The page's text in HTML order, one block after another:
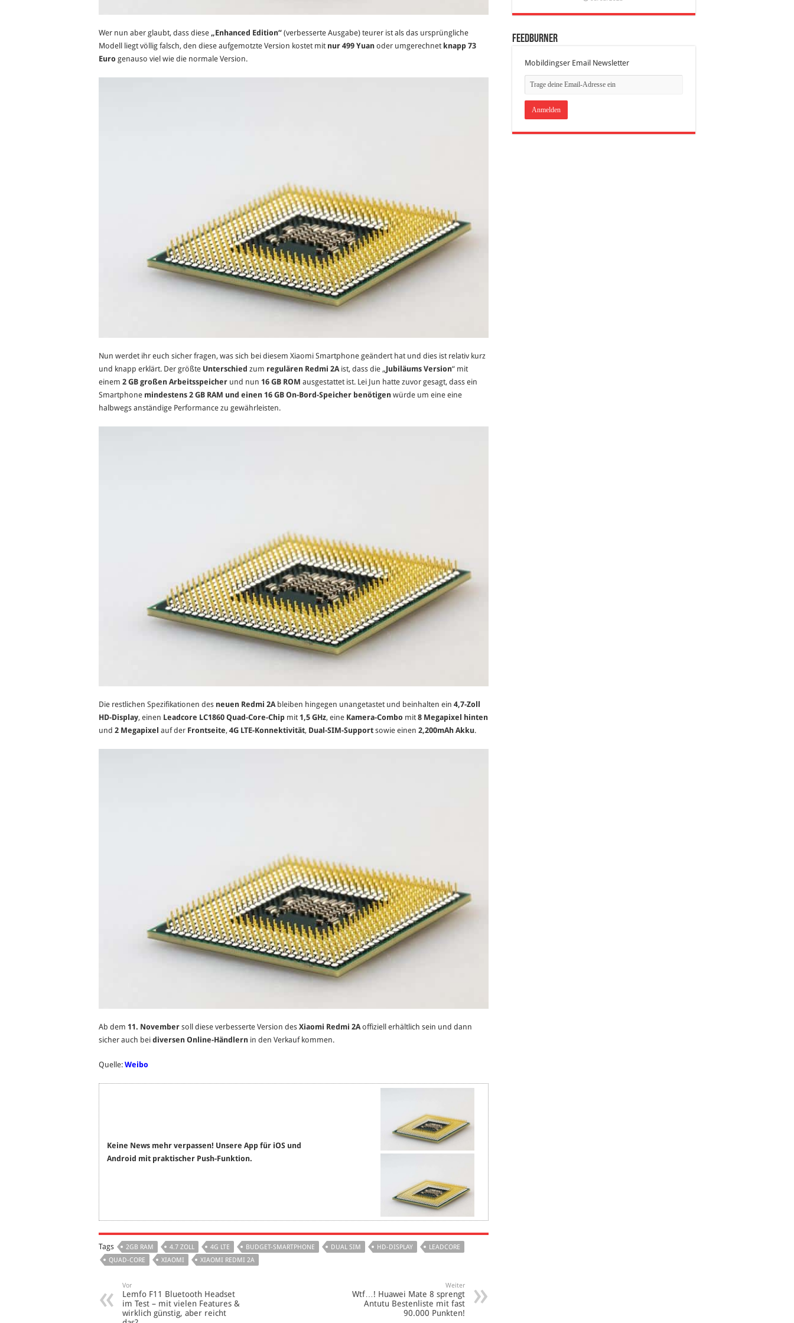
Wer nun aber glaubt, dass diese „Enhanced Edition“ (verbesserte Ausgabe) teurer ist als das ursprüngliche
Modell liegt völlig falsch, den diese aufgemotzte Version kostet mit nur 499 Yuan oder umgerechnet knapp 73
Euro genauso viel wie die normale Version.
Nun werdet ihr euch sicher fragen, was sich bei diesem Xiaomi Smartphone geändert hat und dies ist relativ kurz
und knapp erklärt. Der größte Unterschied zum regulären Redmi 2A ist, dass die „Jubiläums Version“ mit
einem 2 GB großen Arbeitsspeicher und nun 16 GB ROM ausgestattet ist. Lei Jun hatte zuvor gesagt, dass ein
Smartphone mindestens 2 GB RAM und einen 16 GB On-Bord-Speicher benötigen würde um eine eine
halbwegs anständige Performance zu gewährleisten.
Die restlichen Spezifikationen des neuen Redmi 2Ableiben hingegen unangetastet und beinhalten ein 4,7-Zoll
HD-Display, einen Leadcore LC1860 Quad-Core-Chip mit1,5 GHz, eine Kamera-Combo mit8 Megapixel hinten
und 2 Megapixel auf der Frontseite, 4G LTE-Konnektivität, Dual-SIM-Support sowie einen 2,200mAh Akku.
Ab dem 11. November soll diese verbesserte Version des Xiaomi Redmi 2Aoffiziell erhältlich sein und dann
sicher auch bei diversen Online-Händlern in den Verkauf kommen.
Quelle: Weibo
Keine News mehr verpassen! Unsere App für iOS und
Android mit praktischer Push-Funktion.
Tags 2GB RAM 4.7 ZOLL 4G LTE BUDGET-SMARTPHONE DUAL SIM HD-DISPLAY
LEADCORE
QUAD-CORE
XIAOMI XIAOMI REDMI 2A
Vor
Lemfo F11 Bluetooth Headset
im Test – mit vielen Features &
wirklich günstig, aber reicht
Weiter
Wtf…! Huawei Mate 8 sprengt
Antutu Bestenliste mit fast
90.000 Punkten!
FeedBurner
Mobildingser Email Newsletter